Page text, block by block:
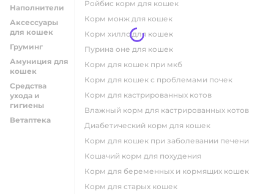
Наполнители
Аксессуары
для кошек
Груминг
Амуниция для
кошек
Средства
ухода и
гигиены
Ветаптека
ройбис корм для кошек
корм монж для кошек
корм хиллс для кошек
пурина оне для кошек
корм для кошек при мкб
корм для кошек с проблемами почек
Корм для кастрированных котов
влажный корм для кастрированных котов
диабетический корм для кошек
корм для кошек при заболевании печени
кошачий корм для похудения
корм для беременных и кормящих кошек
корм для старых кошек